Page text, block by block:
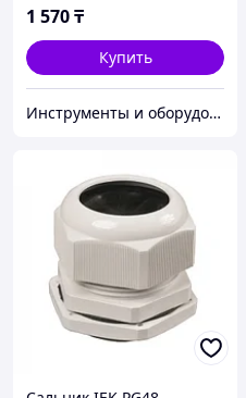
1 570₸
Купить
Инструменты и оборудование StellarTrade